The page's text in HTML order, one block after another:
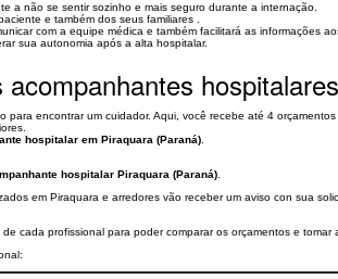
a não se sentir sozinho e mais seguro durante a internação.
e também dos seus familiares .
com a equipe médica e também facilitará as informações
sua autonomia após a alta hospitalar.
encontrar um cuidador. Aqui, você recebe até 4
hospitalar em Piraquara (Paraná)
hospitalar Piraquara (Paraná)
em Piraquara e arredores vão receber um aviso con sua
cada profissional para poder comparar os orçamentos e tomar